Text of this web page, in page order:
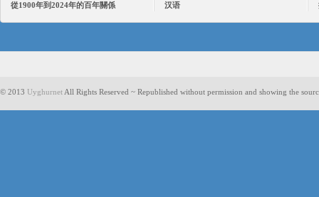
從1900年到2024年的百年關係
汉语
© 2013 Uyghurnet All Rights Reserved ~ Republished without permission and showing the